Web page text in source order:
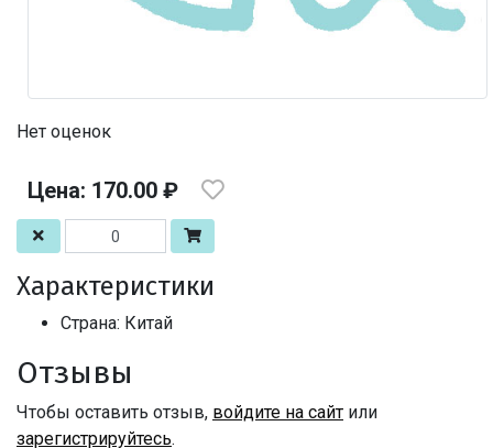
Нет оценок
Цена: 170.00 ₽
Характеристики
Страна: Китай
Отзывы
Чтобы оставить отзыв, войдите на сайт или
зарегистрируйтесь.